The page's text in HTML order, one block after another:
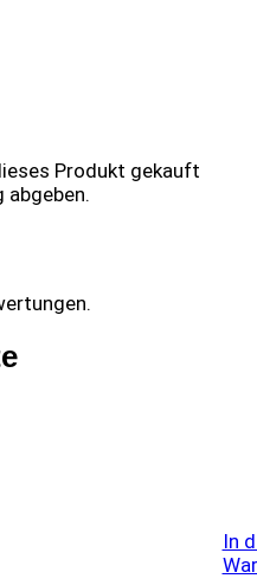
Produkt gekauft
abgeben.
In